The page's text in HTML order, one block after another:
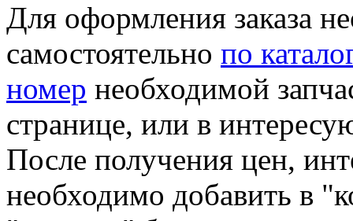
Для оформления заказа
самостоятельно по
номер необходимой
странице, или в
После получения цен,
необходимо добавить в